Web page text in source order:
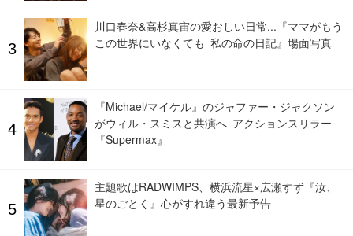
川口春奈&高杉真宙の愛おしい日常...『ママがもう
この世界にいなくても 私の命の日記』場面写真
『Michael/マイケル』のジャファー・ジャクソン
がウィル・スミスと共演へ アクションスリラー
『Supermax』
主題歌はRADWIMPS、横浜流星×広瀬すず『汝、
星のごとく』心がすれ違う最新予告